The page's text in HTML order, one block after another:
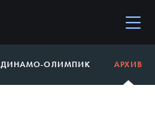
ДИНАМО-ОЛИМПИК АРХИВ